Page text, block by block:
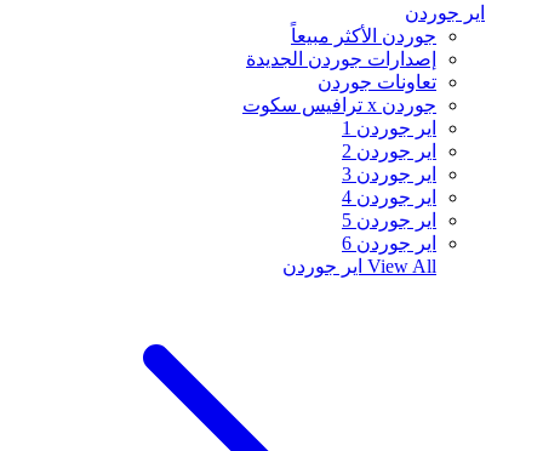
اير جوردن
جوردن الأكثر مبيعاً
إصدارات جوردن الجديدة
تعاونات جوردن
جوردن x ترافيس سكوت
اير جوردن 1
اير جوردن 2
اير جوردن 3
اير جوردن 4
اير جوردن 5
اير جوردن 6
View All اير جوردن